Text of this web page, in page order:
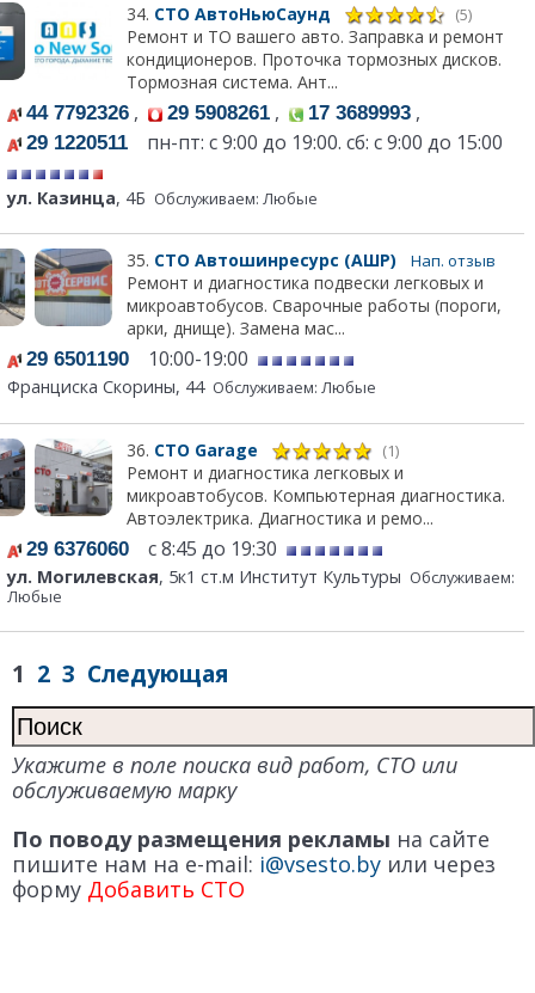
34. СТО АвтоНьюСаунд (5)
Ремонт и ТО вашего авто. Заправка и ремонт
кондиционеров. Проточка тормозных дисков.
Тормозная система. Ант...
44 7792326 , 29 5908261 , 17 3689993 ,
29 1220511 пн-пт: с 9:00 до 19:00. сб: с 9:00 до 15:00
ул. Казинца, 4Б Обслуживаем: Любые
35. СТО Автошинресурс (АШР) Нап. отзыв
Ремонт и диагностика подвески легковых и
микроавтобусов. Сварочные работы (пороги,
арки, днище). Замена мас...
29 6501190 10:00-19:00
Франциска Скорины, 44 Обслуживаем: Любые
36. СТО Garage (1)
Ремонт и диагностика легковых и
микроавтобусов. Компьютерная диагностика.
Автоэлектрика. Диагностика и ремо...
29 6376060 с 8:45 до 19:30
ул. Могилевская, 5к1 ст.м Институт Культуры Обслуживаем:
Любые
1 2 3 Следующая
Укажите в поле поиска вид работ, СТО или
обслуживаемую марку
По поводу размещения рекламы на сайте
пишите нам на e-mail: i@vsesto.by или через
форму Добавить СТО